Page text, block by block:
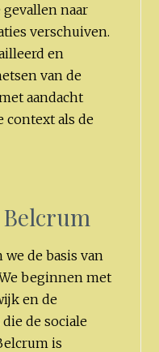
naar
verschuiven.
en
van de
aandacht
context als de
de basis van
beginnen met
en de
de sociale
is